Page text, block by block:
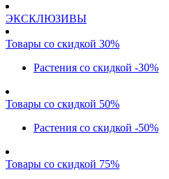
ЭКСКЛЮЗИВЫ
Товары со скидкой 30%
Растения со скидкой -30%
Товары со скидкой 50%
Растения со скидкой -50%
Товары со скидкой 75%